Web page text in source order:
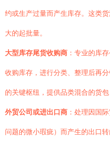
约或生产过量而产生库存。这类
大的起批量。
大型库存尾货收购商 ：专业的库
收购库存，进行分类、整理后再
的关键枢纽，提供品类混合的货包
外贸公司或进出口商 ：处理因国
问题的微小瑕疵）而产生的出口